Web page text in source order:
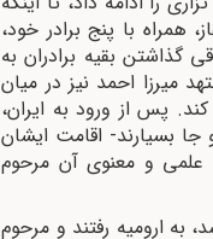
با پنج برادر خود،
گذاشتن بقیه برادران به
میرزا احمد نیز در میان
پس از ورود به ایران،
بسیارند- اقامت ایشان
علمى و معنوى آن مرحوم
به ارومیه رفتند و مرحوم